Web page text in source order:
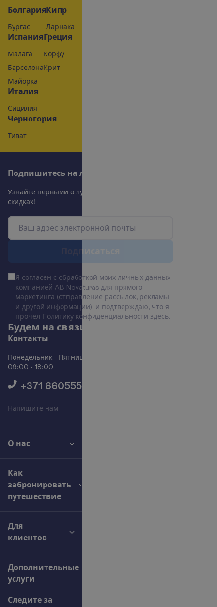
Болгария
Бургас
Кипр
Ларнака
Испания
Малага
Барселона
Майорка
Греция
Корфу
Крит
Италия
Сицилия
Черногория
Тиват
Будем на связи
Контакты
Понедельник - Пятница
09:00 - 18:00
+371 66055555
Напишите нам
Подпишитесь на л
Узнайте первыми о лу
скидках!
Я согласен с обработкой моих личных данных
компанией AB Novaturas для прямого
маркетинга (отправление рассылок, рекламы
и другой информации), и подтверждаю, что я
прочел Политику конфиденциальности здесь.
О нас
Как
забронировать
путешествие
Для
клиентов
Дополнительные
услуги
Следите за